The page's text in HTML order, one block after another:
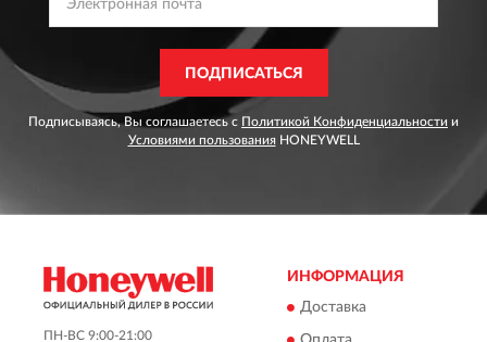
ПОДПИСАТЬСЯ
Подписываясь, Вы соглашаетесь с Политикой Конфиденциальности и
Условиями пользованияHONEYWELL
ПН-ВС 9:00-21:00
ИНФОРМАЦИЯ
Доставка